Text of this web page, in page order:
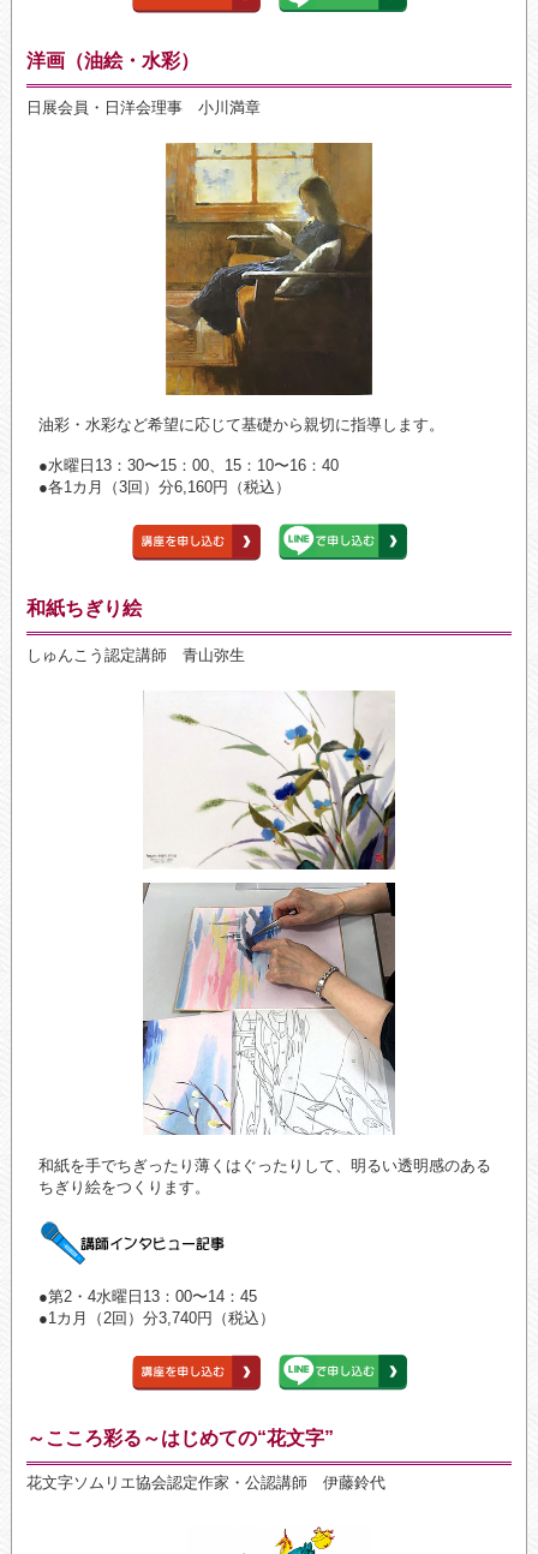
洋画（油絵・水彩）
日展会員・日洋会理事 小川満章
油彩・水彩など希望に応じて基礎から親切に指導します。
●水曜日13：30〜15：00、15：10〜16：40
●各1カ月（3回）分6,160円（税込）
和紙ちぎり絵
しゅんこう認定講師 青山弥生
和紙を手でちぎったり薄くはぐったりして、明るい透明感のある
ちぎり絵をつくります。
●第2・4水曜日13：00〜14：45
●1カ月（2回）分3,740円（税込）
～こころ彩る～はじめての“花文字”
花文字ソムリエ協会認定作家・公認講師 伊藤鈴代